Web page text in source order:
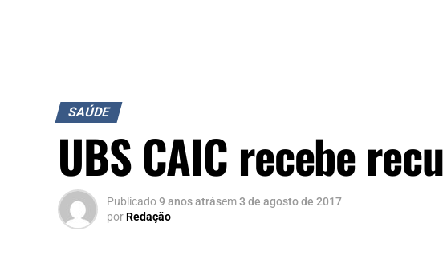
SAÚDE
UBS CAIC recebe
Publicado9 anos atrásem3 de agosto de 2017
porRedação